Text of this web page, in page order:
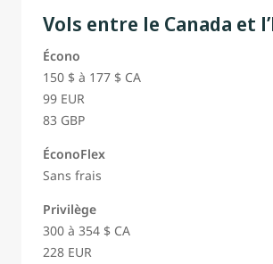
Vols entre le Canada et
Écono
150 $ à 177 $ CA
99 EUR
83 GBP
ÉconoFlex
Sans frais
Privilège
300 à 354 $ CA
228 EUR